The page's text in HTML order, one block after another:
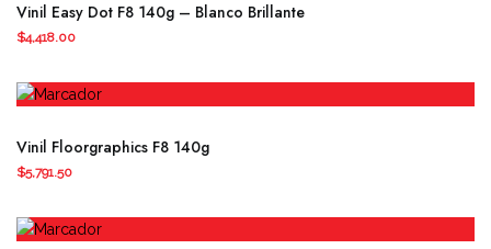
Vinil Easy Dot F8 140g – Blanco Brillante
$4,418.00
Vinil Floorgraphics F8 140g
$5,791.50